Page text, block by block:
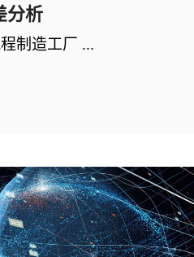
分析
制造工厂 ...